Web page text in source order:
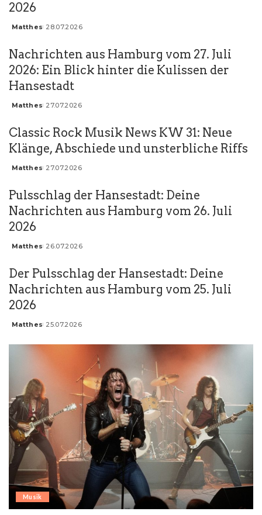
2026
Posted
Matthes 28.07.2026
Nachrichten aus Hamburg vom 27. Juli
2026: Ein Blick hinter die Kulissen der
Hansestadt
Posted
Matthes 27.07.2026
Classic Rock Musik News KW 31: Neue
Klänge, Abschiede und unsterbliche Riffs
Posted
Matthes 27.07.2026
Pulsschlag der Hansestadt: Deine
Nachrichten aus Hamburg vom 26. Juli
2026
Posted
Matthes 26.07.2026
Der Pulsschlag der Hansestadt: Deine
Nachrichten aus Hamburg vom 25. Juli
2026
Posted
Matthes 25.07.2026
Musik